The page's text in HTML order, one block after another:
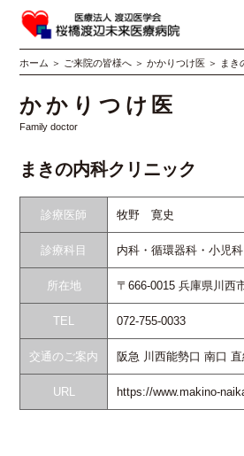
ホーム ＞ ご来院の皆様へ ＞かかりつけ医 ＞ まき
かかりつけ医
Family doctor
まきの内科クリニック
診療医師 牧野 寛史
診療科目 内科・循環器科・小児科
所在地 〒666-0015 兵庫県川西
TEL 072-755-0033
交通のご案内 阪急 川西能勢口 南口
URL https://www.makino-